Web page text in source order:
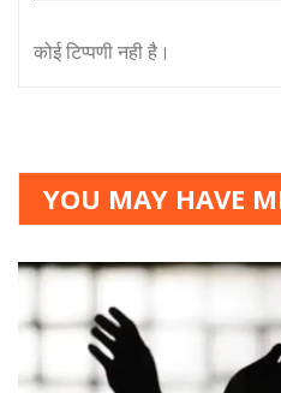
कोई टिप्पणी नही है।
YOU MAY HAVE